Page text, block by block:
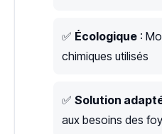
✅ Écologique :
chimiques utilisés
✅ Solution
aux besoins des